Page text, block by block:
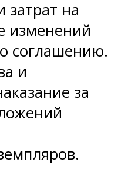
затрат на
изменений
соглашению.
и
за